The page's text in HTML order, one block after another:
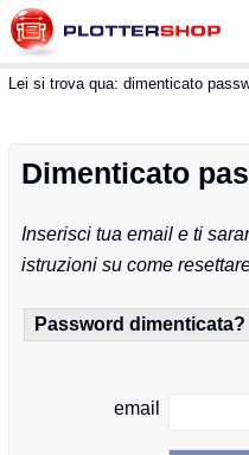
Lei si trova qua: dimenticato
Dimenticato
Inserisci tua email e ti
istruzioni su come
Password dimenticata?
email